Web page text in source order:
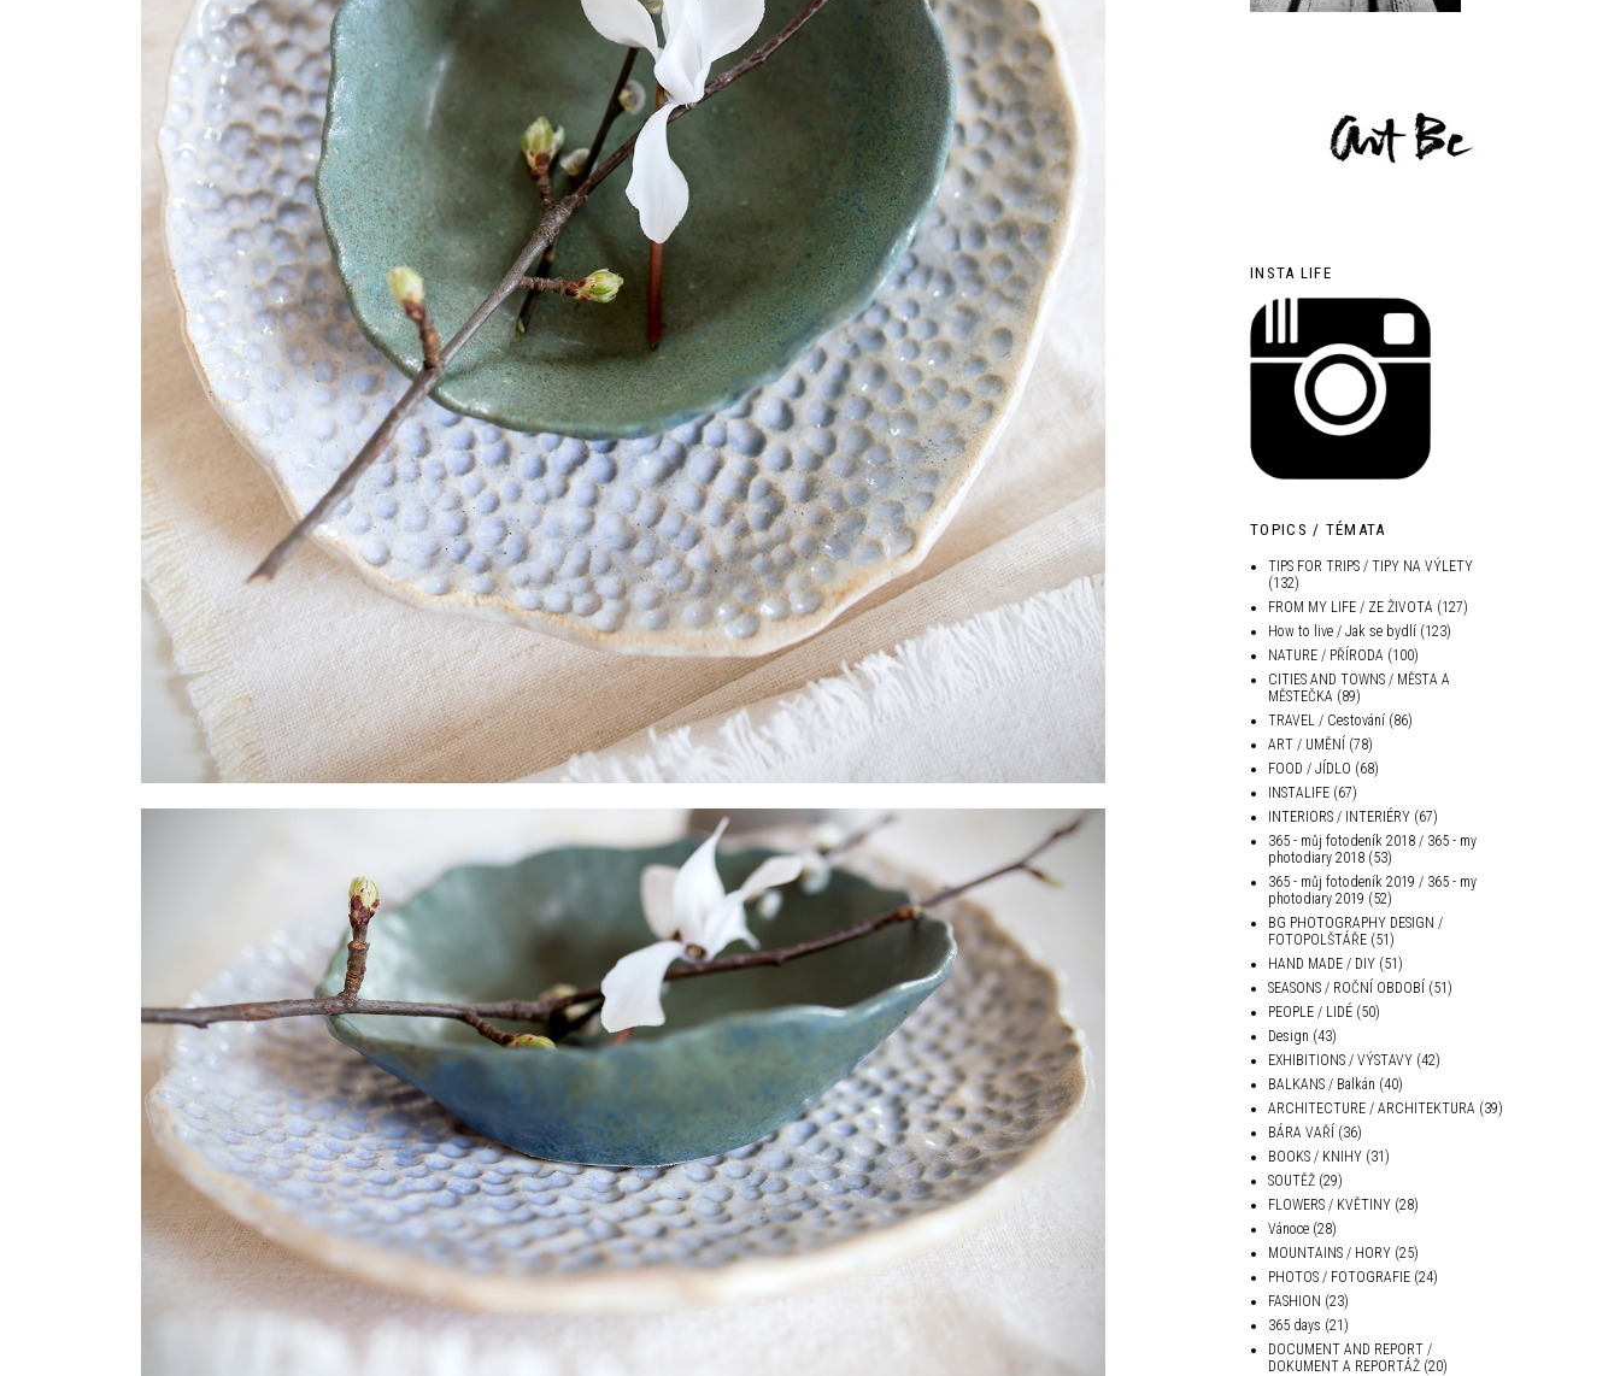
INSTA LIFE
TOPICS / TÉMATA
TIPS FOR TRIPS / TIPY NA VÝLETY
(132)
FROM MY LIFE / ZE ŽIVOTA (127)
How to live / Jak se bydlí (123)
NATURE / PŘÍRODA (100)
CITIES AND TOWNS / MĚSTA A
MĚSTEČKA (89)
TRAVEL / Cestování (86)
ART / UMĚNÍ (78)
FOOD / JÍDLO (68)
INSTALIFE (67)
INTERIORS / INTERIÉRY (67)
365 - můj fotodeník 2018 / 365 - my
photodiary 2018 (53)
365 - můj fotodeník 2019 / 365 - my
photodiary 2019 (52)
BG PHOTOGRAPHY DESIGN /
FOTOPOLŠTÁŘE (51)
HAND MADE / DIY (51)
SEASONS / ROČNÍ OBDOBÍ (51)
PEOPLE / LIDÉ (50)
Design (43)
EXHIBITIONS / VÝSTAVY (42)
BALKANS / Balkán (40)
ARCHITECTURE / ARCHITEKTURA (39)
BÁRA VAŘÍ (36)
BOOKS / KNIHY (31)
SOUTĚŽ (29)
FLOWERS / KVĚTINY (28)
Vánoce (28)
MOUNTAINS / HORY (25)
PHOTOS / FOTOGRAFIE (24)
FASHION (23)
365 days (21)
DOCUMENT AND REPORT /
DOKUMENT A REPORTÁŽ (20)